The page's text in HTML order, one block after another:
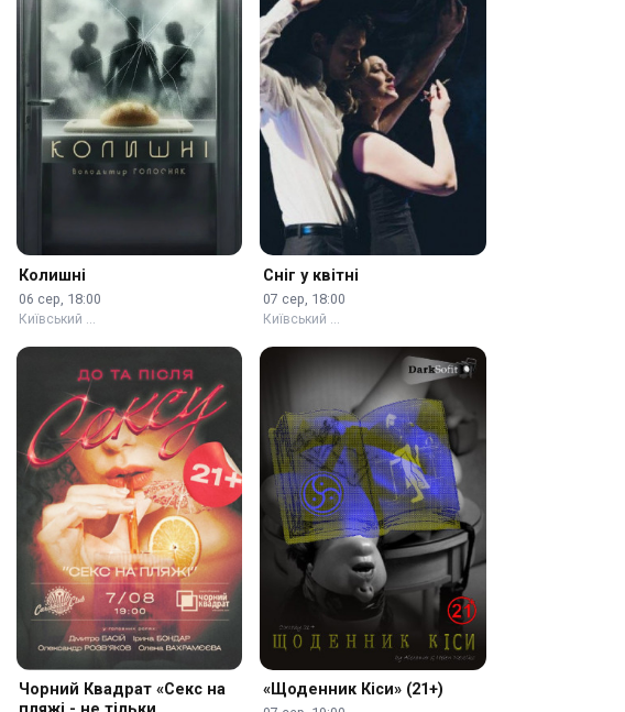
Колишні
06 сер, 18:00
Київський …
Сніг у квітні
07 сер, 18:00
Київський …
Чорний Квадрат «Секс на
«Щоденник Кіси» (21+)